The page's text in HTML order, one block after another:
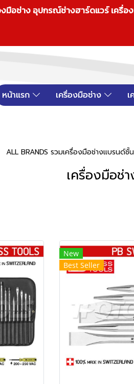
มือช่าง อุปกรณ์ช่างฮาร์ดแวร์ เครื่
หน้าแรก เครื่องมือช่าง
ALL BRANDS รวมเครื่องมือช่างแบรนด์ชั้
เครื่องมือช่
New
Best Seller